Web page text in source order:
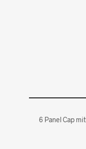
6 Panel Cap